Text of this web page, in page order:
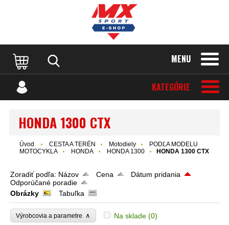
MENU
KATEGÓRIE
HONDA 1300 CTX
Úvod CESTA A TERÉN Motodiely
PODĽA MODELU
MOTOCYKLA
HONDA HONDA 1300 HONDA 1300 CTX
Zoradiť podľa: Názov Cena
Dátum pridania
Odporúčané poradie
Obrázky
Tabuľka
Výrobcovia a parametre ∧ Na sklade (0)